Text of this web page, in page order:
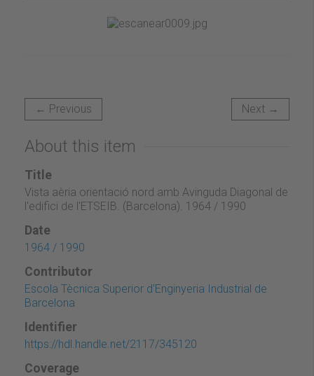
← Previous Next →
About this item
Title
Vista aèria orientació nord amb Avinguda Diagonal de
l'edifici de l'ETSEIB. (Barcelona). 1964 / 1990
Date
1964 / 1990
Contributor
Escola Tècnica Superior d'Enginyeria Industrial de
Barcelona
Identifier
https://hdl.handle.net/2117/345120
Coverage